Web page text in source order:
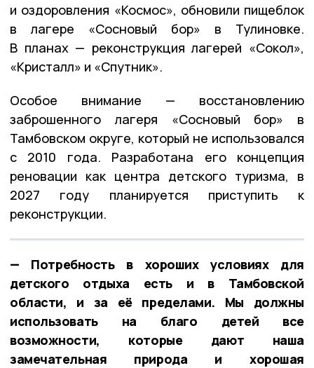
и оздоровления «Космос», обновили пищеблок
в лагере «Сосновый бор» в Тулиновке.
В планах — реконструкция лагерей «Сокол»,
«Кристалл» и «Спутник».
Особое внимание — восстановлению
заброшенного лагеря «Сосновый бор» в
Тамбовском округе, который не использовался
с 2010 года. Разработана его концепция
реновации как центра детского туризма, в
2027 году планируется приступить к
реконструкции.
— Потребность в хороших условиях для
детского отдыха есть и в Тамбовской
области, и за её пределами. Мы должны
использовать на благо детей все
возможности, которые дают наша
замечательная природа и хорошая